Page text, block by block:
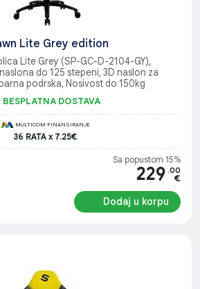
Lite Grey edition
Lite Grey (SP-GC-D-2104-GY),
do 125 stepeni, 3D naslon za
podrska, Nosivost do 150kg
BESPLATNA DOSTAVA
MULTICOM FINANSIRANJE
36 RATA x 7.25€
Sa popustom 15%
229 .00
€
Dodaj u korpu